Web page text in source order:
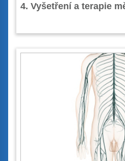
4. Vyšetření a terapie